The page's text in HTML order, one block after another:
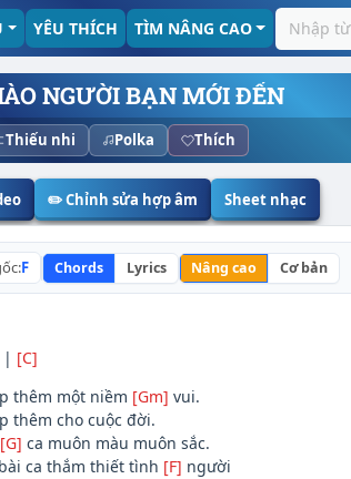
YÊU THÍCH TÌM NÂNG CAO
NGƯỜI BẠN MỚI ĐẾN
Thiếu nhi Polka Thích
✏️ Chỉnh sửa hợp âm Sheet nhạc
F Chords Lyrics Nâng cao Cơ bản
| [C]
thêm một niềm [Gm] vui.
thêm cho cuộc đời.
[G] ca muôn màu muôn sắc.
ca thắm thiết tình [F] người